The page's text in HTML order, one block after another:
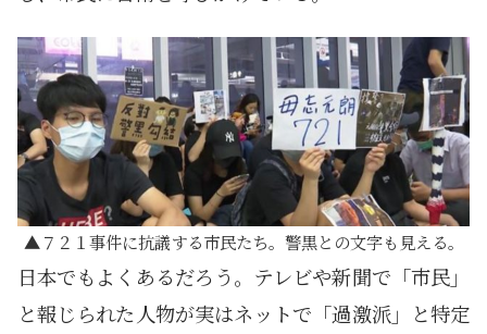
７２１事件に抗議する市民たち。警黒との文字も見える。
日本でもよくあるだろう。テレビや新聞で「市民」
と報じられた人物が実はネットで「過激派」と特定